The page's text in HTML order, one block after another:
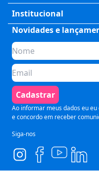
Humanas
Saúde
Tecnologia
Preparatórios
Comunicação
Pós Graduação
Meus Cursos
Fale Conosco
Perguntas Frequentes
Formas de Pagamento
Política de
Termos de Uso
Segurança e
Institucional
Quem somos
Planos de assinatura
Para Empresas
Seja um parceiro
Blog
Novidades e
Cadastrar
Ao informar meus dados eu eu
e concordo em receber
Siga-nos